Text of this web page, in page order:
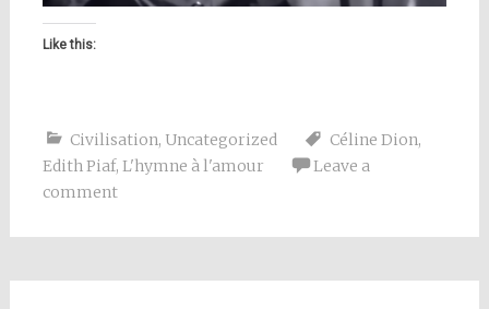
Like this:
Civilisation, Uncategorized Céline Dion,
Edith Piaf, L'hymne à l'amour
Leave a
comment